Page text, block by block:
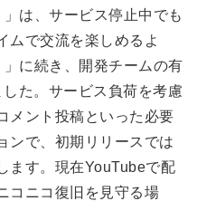
は、サービス停止中でも
ムで交流を楽しめるよ
に続き、開発チームの有
た。サービス負荷を考慮
メント投稿といった必要
ンで、初期リリースでは
ます。現在YouTubeで配
コニコ復旧を見守る場